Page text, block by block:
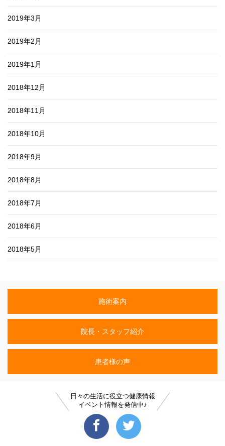
2019年3月
2019年2月
2019年1月
2018年12月
2018年11月
2018年10月
2018年9月
2018年8月
2018年7月
2018年6月
2018年5月
施術案内
院長・スタッフ紹介
患者様の声
日々の生活に役立つ健康情報
イベント情報を発信中♪